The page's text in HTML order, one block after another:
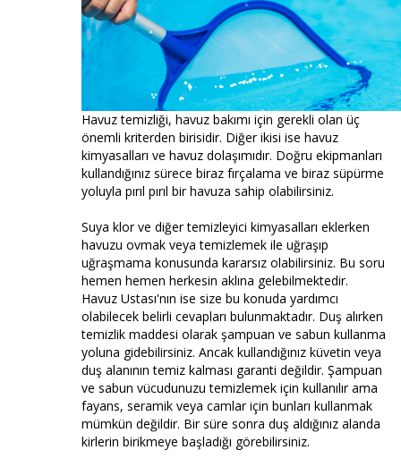
Havuz temizliği, havuz bakımı için gerekli olan üç
önemli kriterden birisidir. Diğer ikisi ise havuz
kimyasalları ve havuz dolaşımıdır. Doğru ekipmanları
kullandığınız sürece biraz fırçalama ve biraz süpürme
yoluyla pırıl pırıl bir havuza sahip olabilirsiniz.
Suya klor ve diğer temizleyici kimyasalları eklerken
havuzu ovmak veya temizlemek ile uğraşıp
uğraşmama konusunda kararsız olabilirsiniz. Bu soru
hemen hemen herkesin aklına gelebilmektedir.
Havuz Ustası'nın ise size bu konuda yardımcı
olabilecek belirli cevapları bulunmaktadır. Duş alırken
temizlik maddesi olarak şampuan ve sabun kullanma
yoluna gidebilirsiniz. Ancak kullandığınız küvetin veya
duş alanının temiz kalması garanti değildir. Şampuan
ve sabun vücudunuzu temizlemek için kullanılır ama
fayans, seramik veya camlar için bunları kullanmak
mümkün değildir. Bir süre sonra duş aldığınız alanda
kirlerin birikmeye başladığı görebilirsiniz.